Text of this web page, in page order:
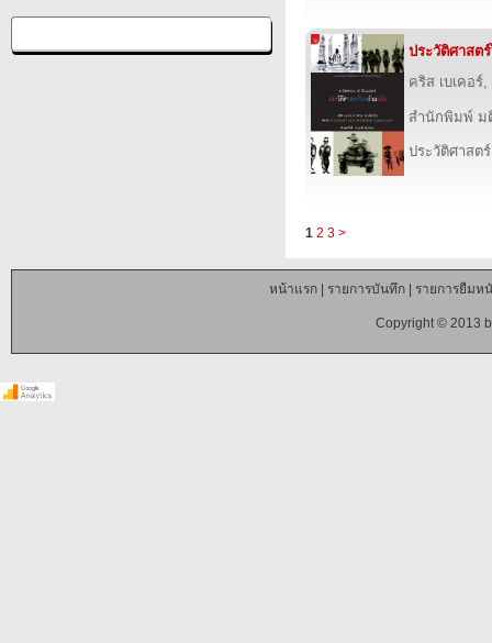
ประวัติศาสต
คริส เบเคอ
สำนักพิมพ์ ม
ประวัติศาสต
1 2 3 >
หน้าแรก| รายการบันทึก| รายการยืมห
Copyright © 2013